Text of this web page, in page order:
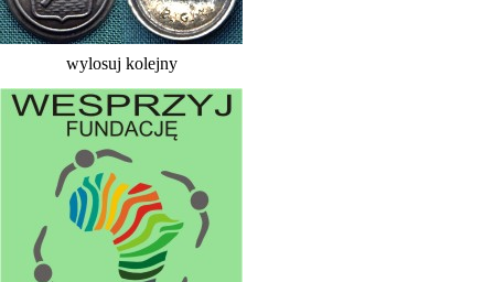
wylosuj kolejny